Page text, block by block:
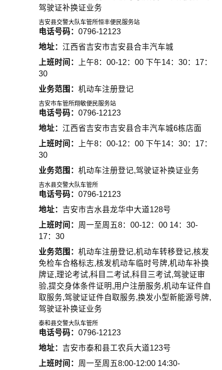
驾驶证补换证业务
吉安县交警大队车管所恒丰便民服务站
电话号码： 0796-12123
地址： 江西省吉安市吉安县合丰汽车城
上班时间：
上午8：00-12：00 下午14：30：17：
30
业务范围： 机动车注册登记
吉安市车管所翔敏便民服务站
电话号码： 0796-12123
地址： 江西省吉安市吉安县合丰汽车城6栋店面
上班时间：
上午8：00-12：00 下午14：30：17：
30
业务范围： 机动车注册登记,驾驶证补换证业务
吉水县交警大队车管所
电话号码： 0796-12123
地址： 吉安市吉水县龙华中大道128号
上班时间： 周一至周五8：00-12：00 14：30-
17：30
业务范围： 机动车注册登记,机动车转移登记,核发
免检车合格标志,核发机动车临时号牌,机动车补换
牌证,理论考试,科目二考试,科目三考试,驾驶证审
验,提交身体条件证明,用户注册服务,机动车证件自
取服务,驾驶证证件自取服务,换发小型新能源号牌,
驾驶证补换证业务
泰和县交警大队车管所
电话号码： 0796-12123
地址： 吉安市泰和县工农兵大道123号
上班时间： 周一至周五8:00-12:00 14:30-